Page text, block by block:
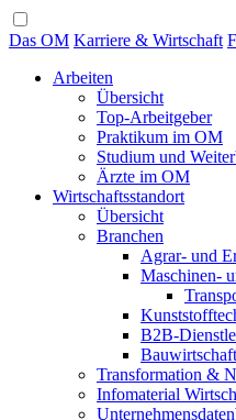
Das OM Karriere & Wirtschaft
Arbeiten
Übersicht
Top-Arbeitgeber
Praktikum im OM
Studium und
Ärzte im OM
Wirtschaftsstandort
Übersicht
Branchen
Agrar- und
Maschinen-
B2B-
Bauwirtschaft
Transformation &
Infomaterial